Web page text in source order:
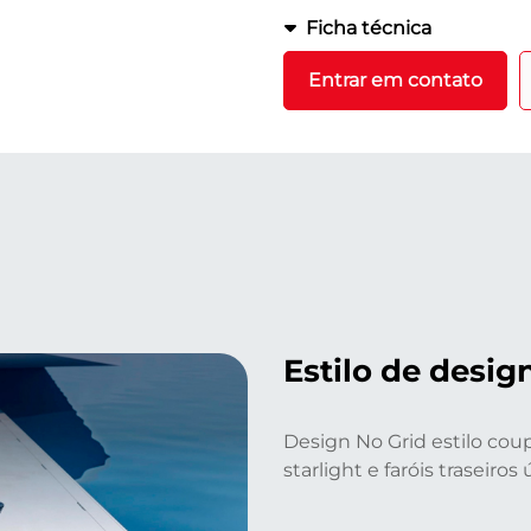
Ficha técnica
Entrar em contato
Estilo de
Design No Grid estilo
starlight e faróis traseiros